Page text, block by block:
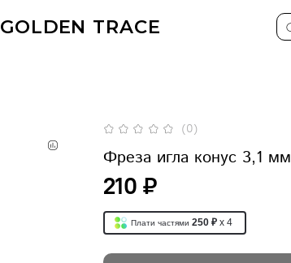
GOLDEN TRACE
(0)
Фреза игла конус 3,1 мм
210 ₽
Плати частями 250 ₽ x 4